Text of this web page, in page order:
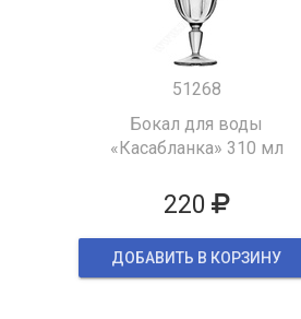
51268
Бокал для воды
«Касабланка» 310 мл
220
ДОБАВИТЬ В КОРЗИНУ